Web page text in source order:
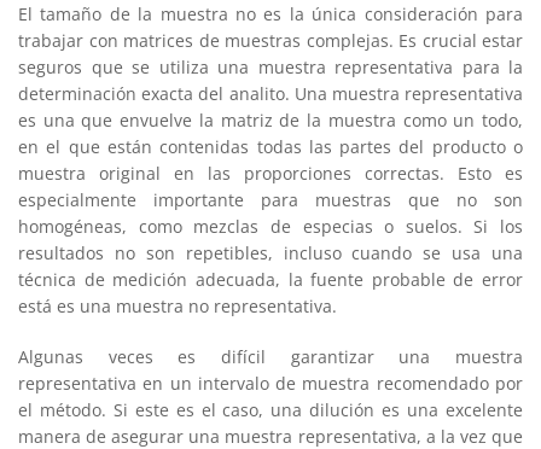
El tamaño de la muestra no es la única consideración para
trabajar con matrices de muestras complejas. Es crucial estar
seguros que se utiliza una muestra representativa para la
determinación exacta del analito. Una muestra representativa
es una que envuelve la matriz de la muestra como un todo,
en el que están contenidas todas las partes del producto o
muestra original en las proporciones correctas. Esto es
especialmente importante para muestras que no son
homogéneas, como mezclas de especias o suelos. Si los
resultados no son repetibles, incluso cuando se usa una
técnica de medición adecuada, la fuente probable de error
está es una muestra no representativa.
Algunas veces es difícil garantizar una muestra
representativa en un intervalo de muestra recomendado por
el método. Si este es el caso, una dilución es una excelente
manera de asegurar una muestra representativa, a la vez que